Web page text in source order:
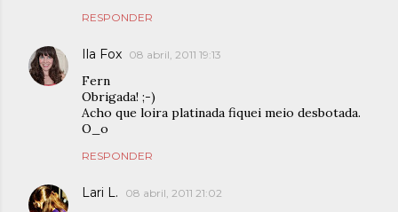
RESPONDER
Ila Fox 08 abril, 2011 19:13
Fern
Obrigada! ;-)
Acho que loira platinada fiquei meio desbotada.
O_o
RESPONDER
Lari L. 08 abril, 2011 21:02